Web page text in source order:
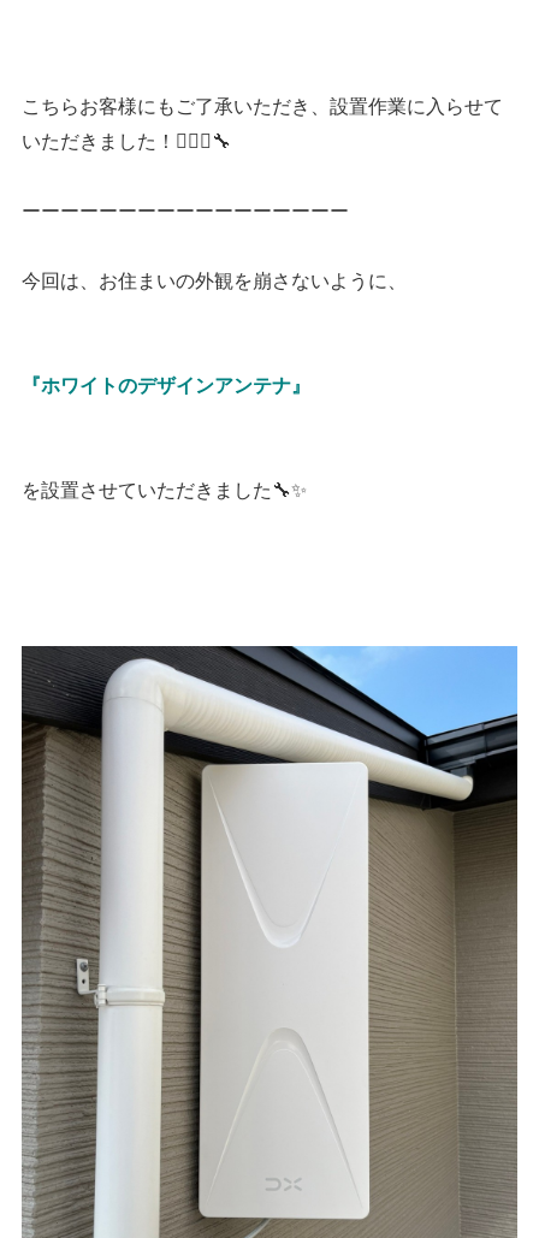
こちらお客様にもご了承いただき、設置作業に入らせて
いただきました！👷🏻‍♂️🔧
ーーーーーーーーーーーーーーーーー
今回は、お住まいの外観を崩さないように、
『ホワイトのデザインアンテナ』
を設置させていただきました🔧✨